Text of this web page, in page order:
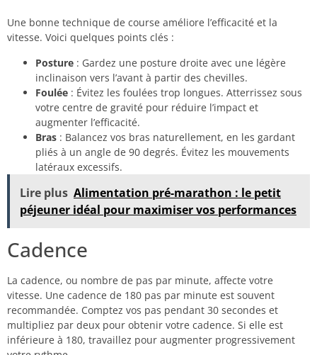
Une bonne technique de course améliore l’efficacité et la
vitesse. Voici quelques points clés :
Posture : Gardez une posture droite avec une légère
inclinaison vers l’avant à partir des chevilles.
Foulée : Évitez les foulées trop longues. Atterrissez sous
votre centre de gravité pour réduire l’impact et
augmenter l’efficacité.
Bras : Balancez vos bras naturellement, en les gardant
pliés à un angle de 90 degrés. Évitez les mouvements
latéraux excessifs.
Lire plus Alimentation pré-marathon : le petit
péjeuner idéal pour maximiser vos performances
Cadence
La cadence, ou nombre de pas par minute, affecte votre
vitesse. Une cadence de 180 pas par minute est souvent
recommandée. Comptez vos pas pendant 30 secondes et
multipliez par deux pour obtenir votre cadence. Si elle est
inférieure à 180, travaillez pour augmenter progressivement